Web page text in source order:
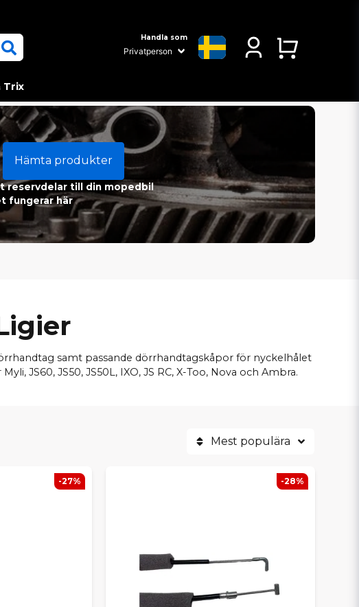
Handla som
Trix
Hämta produkter
reservdelar till din mopedbil
fungerar här
samt passande dörrhandtagskåpor för nyckelhålet
JS60, JS50, JS50L, IXO, JS RC, X-Too, Nova och Ambra.
Mest populära
-27% -28%